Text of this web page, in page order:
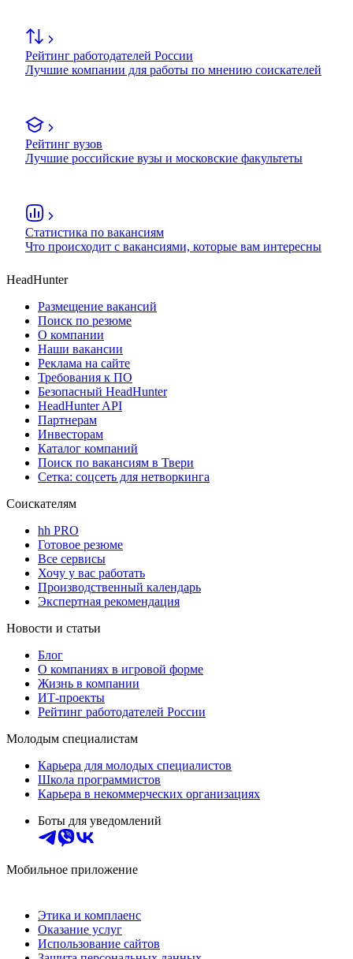
Рейтинг работодателей России
Лучшие компании для работы по мнению соискателей
Рейтинг вузов
Лучшие российские вузы и московские факультеты
Статистика по вакансиям
Что происходит с вакансиями, которые вам интересны
HeadHunter
Размещение вакансий
Поиск по резюме
О компании
Наши вакансии
Реклама на сайте
Требования к ПО
Безопасный HeadHunter
HeadHunter API
Партнерам
Инвесторам
Каталог компаний
Поиск по вакансиям в Твери
Сетка: соцсеть для нетворкинга
Соискателям
hh PRO
Готовое резюме
Все сервисы
Хочу у вас работать
Производственный календарь
Экспертная рекомендация
Новости и статьи
Блог
О компаниях в игровой форме
Жизнь в компании
ИТ-проекты
Рейтинг работодателей России
Молодым специалистам
Карьера для молодых специалистов
Школа программистов
Карьера в некоммерческих организациях
Боты для уведомлений
Мобильное приложение
Этика и комплаенс
Оказание услуг
Использование сайтов